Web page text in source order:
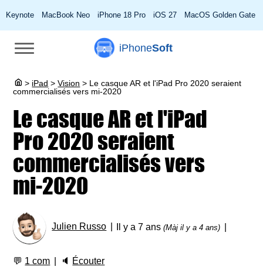
Keynote MacBook Neo iPhone 18 Pro iOS 27 MacOS Golden Gate
iPhoneSoft
> iPad > Vision > Le casque AR et l'iPad Pro 2020 seraient
commercialisés vers mi-2020
Le casque AR et l'iPad
Pro 2020 seraient
commercialisés vers
mi-2020
Julien Russo Il y a 7 ans(Màj il y a 4 ans)
💬 1 com 🔈 Écouter